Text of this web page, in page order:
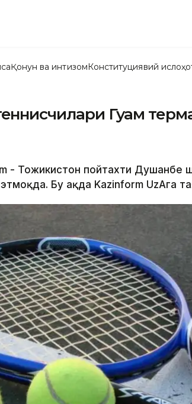
Қонун ва интизомКонституциявий
Гуам
- Тожикистон пойтахти Душанбе
Бу ҳақда Kazinform UzAга